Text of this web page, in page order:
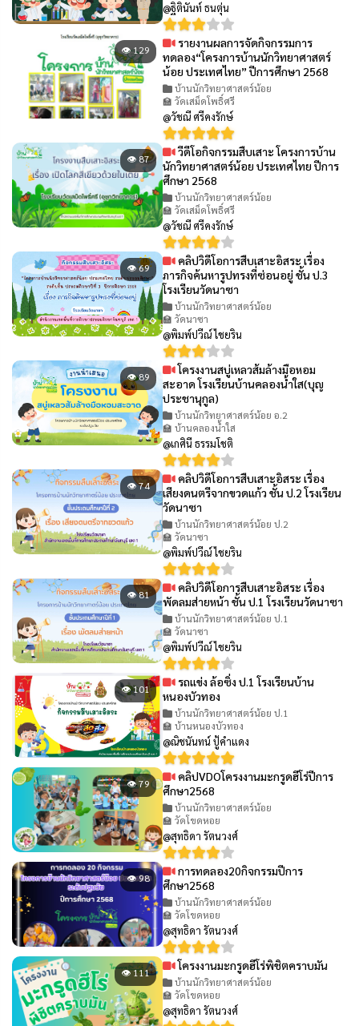
@ฐิตินันท์ ธนตุ่น
👁 129
รายงานผลการจัดกิจกรรมการ
ทดลอง“โครงการบ้านนักวิทยาศาสตร์
น้อย ประเทศไทย” ปีการศึกษา 2568
บ้านนักวิทยาศาสตร์น้อย
🏫 วัดเสม็ดโพธิ์ศรี
@วัชณี ศรีคงรักษ์
👁 87
วีดีโอกิจกรรมสืบเสาะ โครงการบ้าน
นักวิทยาศาสตร์น้อย ประเทศไทย ปีการ
ศึกษา 2568
บ้านนักวิทยาศาสตร์น้อย
🏫 วัดเสม็ดโพธิ์ศรี
@วัชณี ศรีคงรักษ์
👁 69
คลิปวิดีโอการสืบเสาะอิสระ เรื่อง
ภารกิจค้นหารูปทรงที่ซ่อนอยู่ ชั้น ป.3
โรงเรียนวัดนาซา
บ้านนักวิทยาศาสตร์น้อย
🏫 วัดนาซา
@พิมพ์ปวีณ์ ไชยริน
👁 89
โครงงานสบู่เหลวส้มล้างมือหอม
สะอาด โรงเรียนบ้านคลองน้ำใส(บุญ
ประชานุกูล)
บ้านนักวิทยาศาสตร์น้อย อ.2
🏫 บ้านคลองน้ำใส
@เกศินี ธรรมโชติ
👁 74
คลิปวิดีโอการสืบเสาะอิสระ เรื่อง
เสียงดนตรีจากขวดแก้ว ชั้น ป.2 โรงเรียน
วัดนาซา
บ้านนักวิทยาศาสตร์น้อย ป.2
🏫 วัดนาซา
@พิมพ์ปวีณ์ ไชยริน
👁 81
คลิปวิดีโอการสืบเสาะอิสระ เรื่อง
พัดลมส่ายหน้า ชั้น ป.1 โรงเรียนวัดนาซา
บ้านนักวิทยาศาสตร์น้อย ป.1
🏫 วัดนาซา
@พิมพ์ปวีณ์ ไชยริน
👁 101
รถแข่ง ล้อซิ่ง ป.1 โรงเรียนบ้าน
หนองบัวทอง
บ้านนักวิทยาศาสตร์น้อย ป.1
🏫 บ้านหนองบัวทอง
@ณิชนันทน์ ปู้คำแดง
👁 79
คลิปVDOโครงงานมะกรูดฮีโร่ปีการ
ศึกษา2568
บ้านนักวิทยาศาสตร์น้อย
🏫 วัดโขดหอย
@สุทธิดา รัตนวงศ์
👁 98
การทดลอง20กิจกรรมปีการ
ศึกษา2568
บ้านนักวิทยาศาสตร์น้อย
🏫 วัดโขดหอย
@สุทธิดา รัตนวงศ์
👁 111 โครงงานมะกรูดฮีโร่พิชิตคราบมัน
บ้านนักวิทยาศาสตร์น้อย
🏫 วัดโขดหอย
@สุทธิดา รัตนวงศ์